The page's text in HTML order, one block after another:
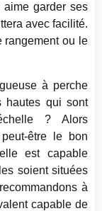
garder ses
avec facilité.
rangement ou le
à perche
hautes qui sont
? Alors
être le bon
est capable
soient situées
à
capable de